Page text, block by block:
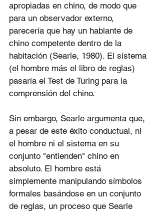
apropiadas en chino, de modo que
para un observador externo,
parecería que hay un hablante de
chino competente dentro de la
habitación (Searle, 1980). El sistema
(el hombre más el libro de reglas)
pasaría el Test de Turing para la
comprensión del chino.
Sin embargo, Searle argumenta que,
a pesar de este éxito conductual, ni
el hombre ni el sistema en su
conjunto "entienden" chino en
absoluto. El hombre está
simplemente manipulando símbolos
formales basándose en un conjunto
de reglas, un proceso que Searle